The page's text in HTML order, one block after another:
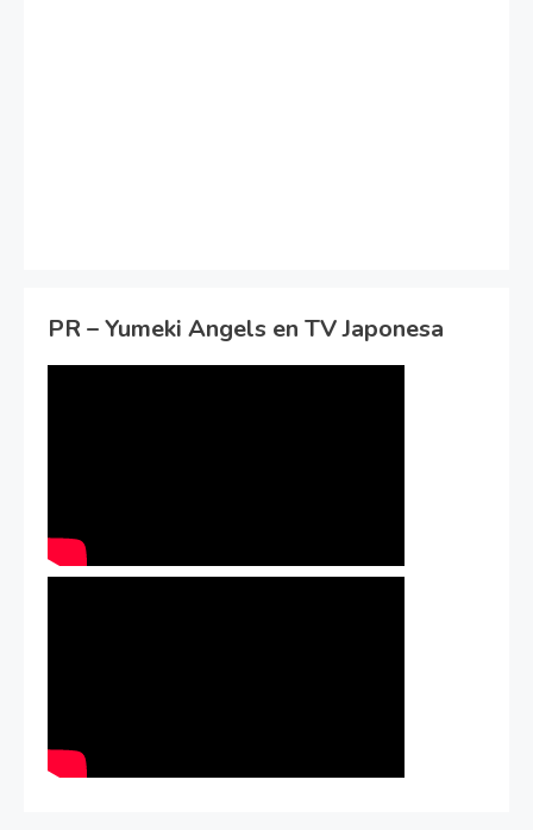
PR – Yumeki Angels en TV Japonesa